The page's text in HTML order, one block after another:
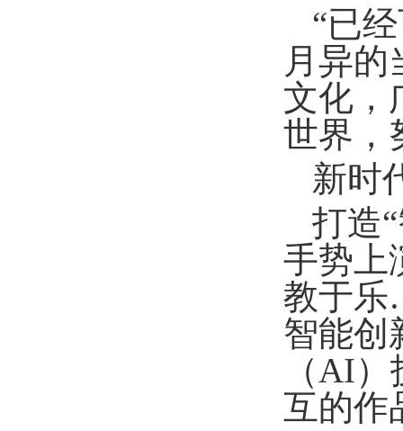
“已
月异
文化，
世界，
新时
打造
手势上
教于乐
智能创
（AI
互的作